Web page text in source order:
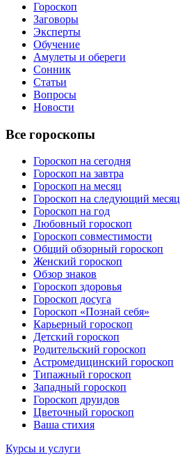
Гороскоп
Заговоры
Эксперты
Обучение
Амулеты и обереги
Сонник
Статьи
Вопросы
Новости
Все гороскопы
Гороскоп на сегодня
Гороскоп на завтра
Гороскоп на месяц
Гороскоп на следующий месяц
Гороскоп на год
Любовный гороскоп
Гороскоп совместимости
Общий обзорный гороскоп
Женский гороскоп
Обзор знаков
Гороскоп здоровья
Гороскоп досуга
Гороскоп «Познай себя»
Карьерный гороскоп
Детский гороскоп
Родительский гороскоп
Астромедицинский гороскоп
Типажный гороскоп
Западный гороскоп
Гороскоп друидов
Цветочный гороскоп
Ваша стихия
Курсы и услуги